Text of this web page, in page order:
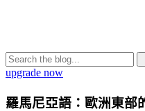
upgrade now
羅馬尼亞語：歐洲東部